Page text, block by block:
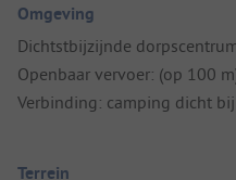
Omgeving
Dichtstbijzijnde
Openbaar vervoer: (op 100
Verbinding: camping dicht
Terrein